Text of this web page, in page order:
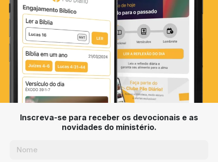
Inscreva-se para receber os devocionais e as
novidades do ministério.